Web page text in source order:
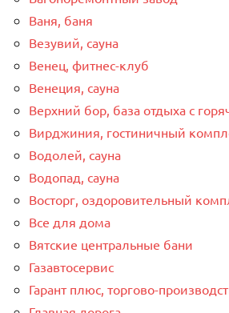
Ваня, баня
Везувий, сауна
Венец, фитнес-клуб
Венеция, сауна
Верхний бор, база отдыха с
Вирджиния, гостиничный
Водолей, сауна
Водопад, сауна
Восторг, оздоровительный
Все для дома
Вятские центральные бани
Газавтосервис
Гарант плюс, торгово-